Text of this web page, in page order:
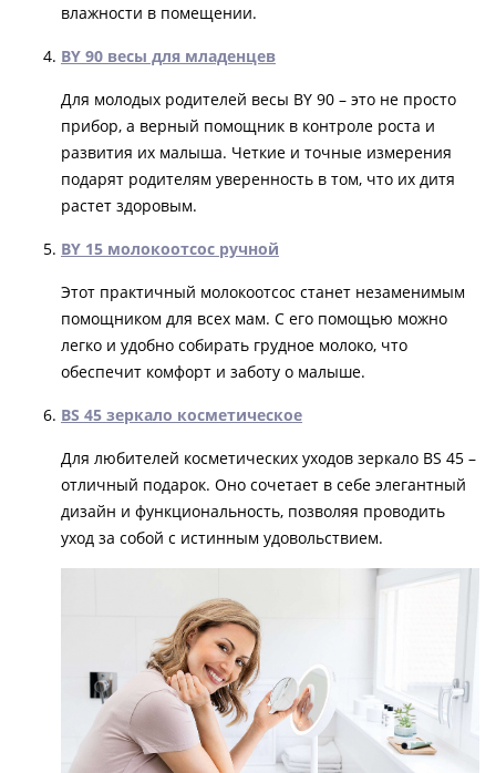
влажности в помещении.
BY 90 весы для младенцев
Для молодых родителей весы BY 90 – это не просто
прибор, а верный помощник в контроле роста и
развития их малыша. Четкие и точные измерения
подарят родителям уверенность в том, что их дитя
растет здоровым.
BY 15 молокоотсос ручной
Этот практичный молокоотсос станет незаменимым
помощником для всех мам. С его помощью можно
легко и удобно собирать грудное молоко, что
обеспечит комфорт и заботу о малыше.
BS 45 зеркало косметическое
Для любителей косметических уходов зеркало BS 45 –
отличный подарок. Оно сочетает в себе элегантный
дизайн и функциональность, позволяя проводить
уход за собой с истинным удовольствием.